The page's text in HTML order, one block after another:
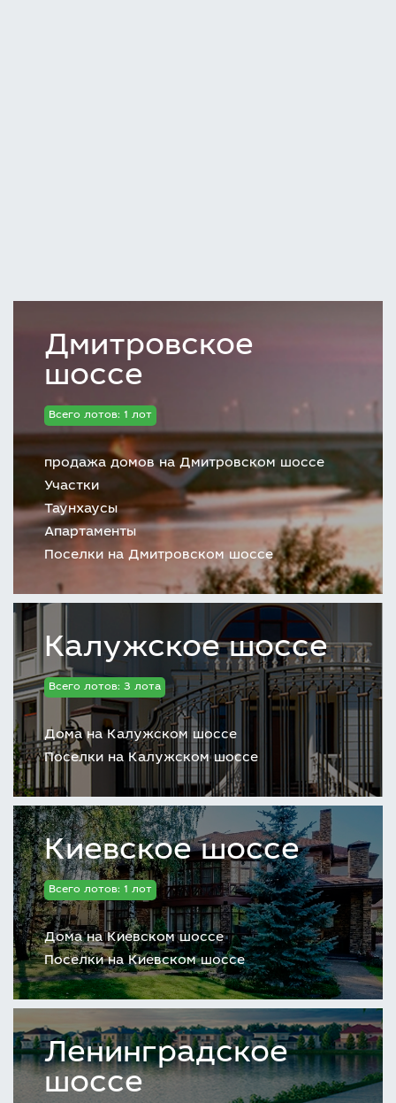
Дмитровское
шоссе
Всего лотов: 1 лот
продажа домов на Дмитровском шоссе
Участки
Таунхаусы
Апартаменты
Поселки на Дмитровском шоссе
Калужское шоссе
Всего лотов: 3 лота
Дома на Калужском шоссе
Поселки на Калужском шоссе
Киевское шоссе
Всего лотов: 1 лот
Дома на Киевском шоссе
Поселки на Киевском шоссе
Ленинградское
шоссе